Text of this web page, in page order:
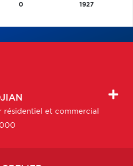
0
1927
résidentiel et commercial